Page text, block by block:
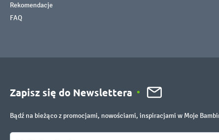
Rekomendacje
FAQ
Zapisz się do Newslettera
Bądź na bieżąco z promocjami, nowościami, inspiracjami w Moje